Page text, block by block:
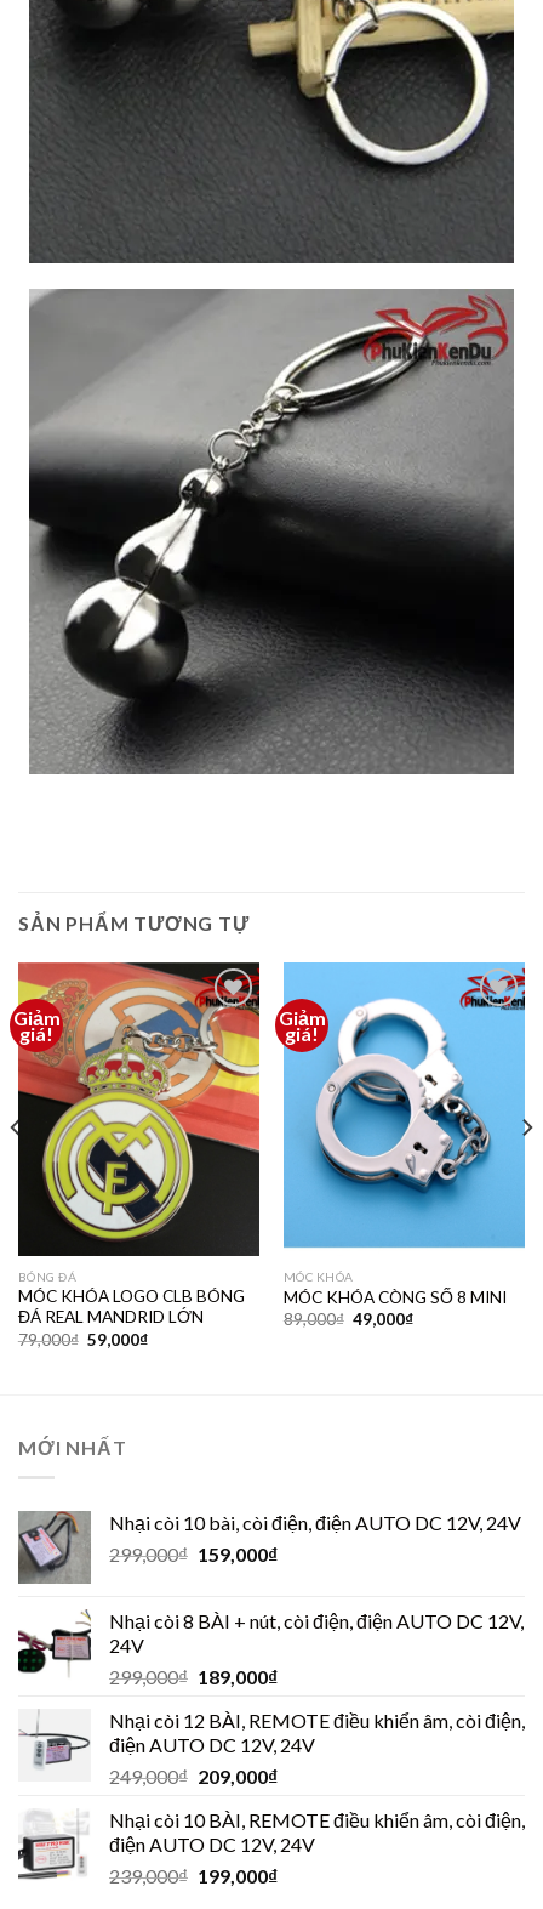
SẢN PHẨM TƯƠNG TỰ
Giảm
giá!
Thêm
vào
yêu
thích
BÓNG ĐÁ
MÓC KHÓA LOGO CLB BÓNG
ĐÁ REAL MANDRID LỚN
79,000₫ 59,000₫
Giảm
giá!
MÓC KHÓA
MÓC KHÓA CÒNG SỐ 8 MINI
89,000₫ 49,000₫
MỚI NHẤT
Nhại còi 10 bài, còi điện, điện AUTO DC 12V, 24V
299,000₫ 159,000₫
Nhại còi 8 BÀI + nút, còi điện, điện AUTO DC 12V,
24V
299,000₫ 189,000₫
Nhại còi 12 BÀI, REMOTE điều khiển âm, còi điện,
điện AUTO DC 12V, 24V
249,000₫ 209,000₫
Nhại còi 10 BÀI, REMOTE điều khiển âm, còi điện,
điện AUTO DC 12V, 24V
239,000₫ 199,000₫